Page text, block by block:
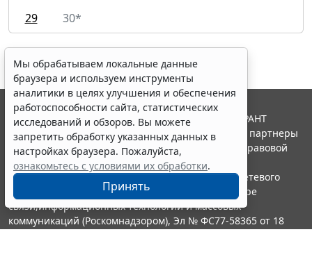
29
30*
Мы обрабатываем локальные данные
браузера и используем инструменты
аналитики в целях улучшения и обеспечения
работоспособности сайта, статистических
исследований и обзоров. Вы можете
запретить обработку указанных данных в
настройках браузера. Пожалуйста,
ознакомьтесь с условиями их обработки.
Принять
© ООО "НПП "ГАРАНТ-СЕРВИС", 2026. Система ГАРАНТ
выпускается с 1990 года. Компания "Гарант" и ее партнеры
являются участниками Российской ассоциации правовой
информации ГАРАНТ.
Портал ГАРАНТ.РУ зарегистрирован в качестве сетевого
издания Федеральной службой по надзору в сфере
связи,информационных технологий и массовых
коммуникаций (Роскомнадзором), Эл № ФС77-58365 от 18